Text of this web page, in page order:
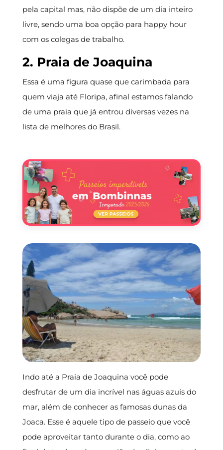
pela capital mas, não dispõe de um dia inteiro
livre, sendo uma boa opção para happy hour
com os colegas de trabalho.
2. Praia de Joaquina
Essa é uma figura quase que carimbada para
quem viaja até Floripa, afinal estamos falando
de uma praia que já entrou diversas vezes na
lista de melhores do Brasil.
Indo até a Praia de Joaquina você pode
desfrutar de um dia incrível nas águas azuis do
mar, além de conhecer as famosas dunas da
Joaca. Esse é aquele tipo de passeio que você
pode aproveitar tanto durante o dia, como ao